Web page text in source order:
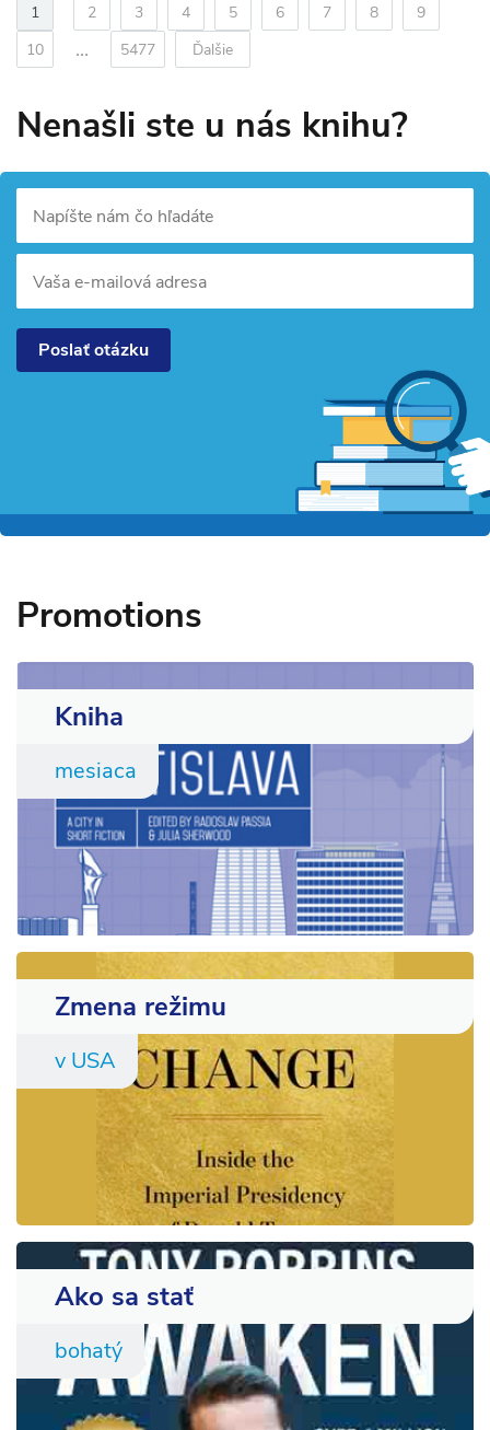
1 2 3 4 5 6 7 8
9
10
... 5477 Ďalšie
Nenašli ste u nás knihu?
Napíšte nám čo hľadáte
Vaša e-mailová adresa
Poslať otázku
Promotions
Kniha
mesiaca
Zmena režimu
v USA
Ako sa stať
bohatý